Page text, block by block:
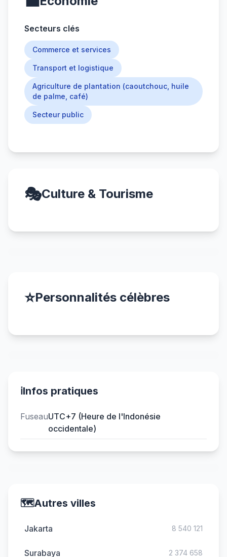
Secteurs clés
Commerce et services
Transport et logistique
Agriculture de plantation (caoutchouc, huile
de palme, café)
Secteur public
🎭Culture & Tourisme
⭐Personnalités célèbres
ℹ️Infos pratiques
FuseauUTC+7 (Heure de l'Indonésie
occidentale)
🗺️Autres villes
Jakarta 8 540 121
Surabaya 2 374 658